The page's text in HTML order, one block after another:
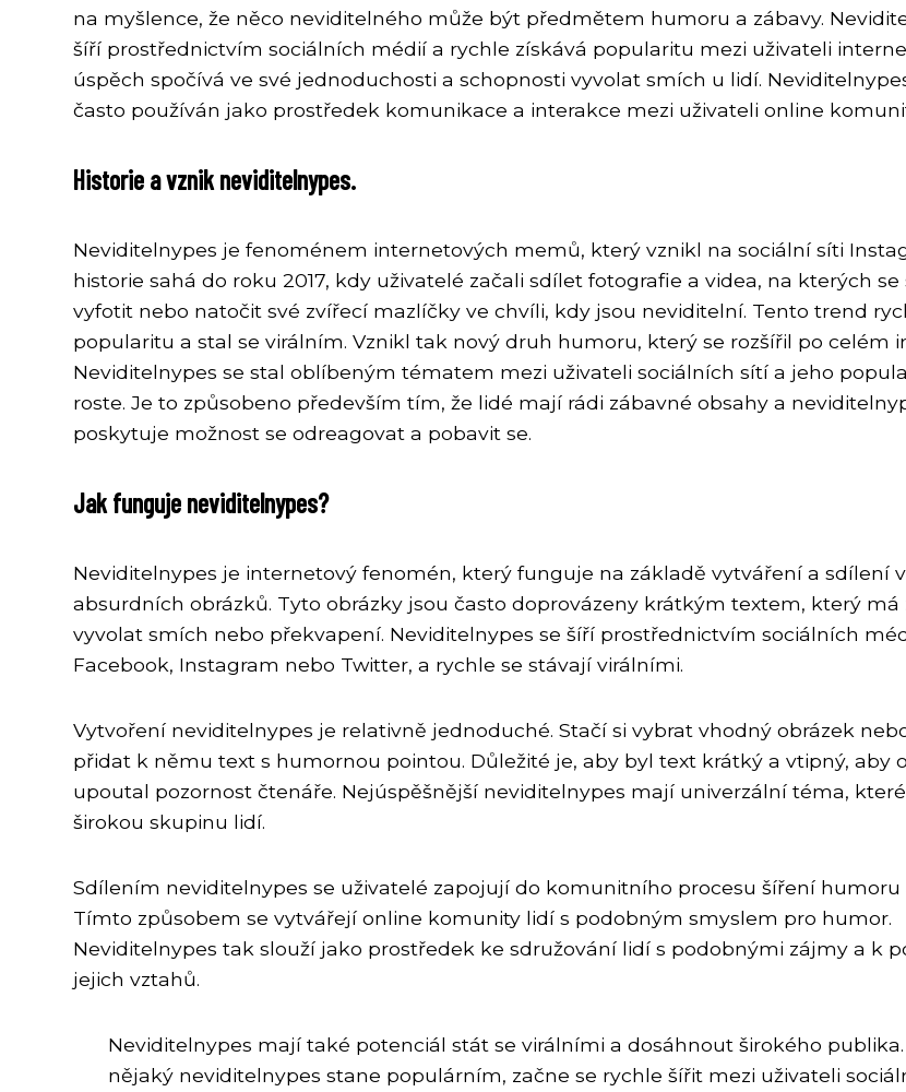
na myšlence, že něco neviditelného může být předmětem humoru a zábavy.
šíří prostřednictvím sociálních médií a rychle získává popularitu mezi uživateli
úspěch spočívá ve své jednoduchosti a schopnosti vyvolat smích u lidí.
často používán jako prostředek komunikace a interakce mezi uživateli online
Historie a vznik neviditelnypes.
Neviditelnypes je fenoménem internetových memů, který vznikl na sociální síti
historie sahá do roku 2017, kdy uživatelé začali sdílet fotografie a videa, na kterých se
vyfotit nebo natočit své zvířecí mazlíčky ve chvíli, kdy jsou neviditelní. Tento trend
popularitu a stal se virálním. Vznikl tak nový druh humoru, který se rozšířil po celém
Neviditelnypes se stal oblíbeným tématem mezi uživateli sociálních sítí a jeho
roste. Je to způsobeno především tím, že lidé mají rádi zábavné obsahy a
poskytuje možnost se odreagovat a pobavit se.
Jak funguje neviditelnypes?
Neviditelnypes je internetový fenomén, který funguje na základě vytváření a sdílení
absurdních obrázků. Tyto obrázky jsou často doprovázeny krátkým textem, který má
vyvolat smích nebo překvapení. Neviditelnypes se šíří prostřednictvím sociálních
Facebook, Instagram nebo Twitter, a rychle se stávají virálními.
Vytvoření neviditelnypes je relativně jednoduché. Stačí si vybrat vhodný obrázek
přidat k němu text s humornou pointou. Důležité je, aby byl text krátký a vtipný, aby
upoutal pozornost čtenáře. Nejúspěšnější neviditelnypes mají univerzální téma,
širokou skupinu lidí.
Sdílením neviditelnypes se uživatelé zapojují do komunitního procesu šíření humoru
Tímto způsobem se vytvářejí online komunity lidí s podobným smyslem pro humor.
Neviditelnypes tak slouží jako prostředek ke sdružování lidí s podobnými zájmy a k
jejich vztahů.
Neviditelnypes mají také potenciál stát se virálními a dosáhnout širokého publika.
nějaký neviditelnypes stane populárním, začne se rychle šířit mezi uživateli